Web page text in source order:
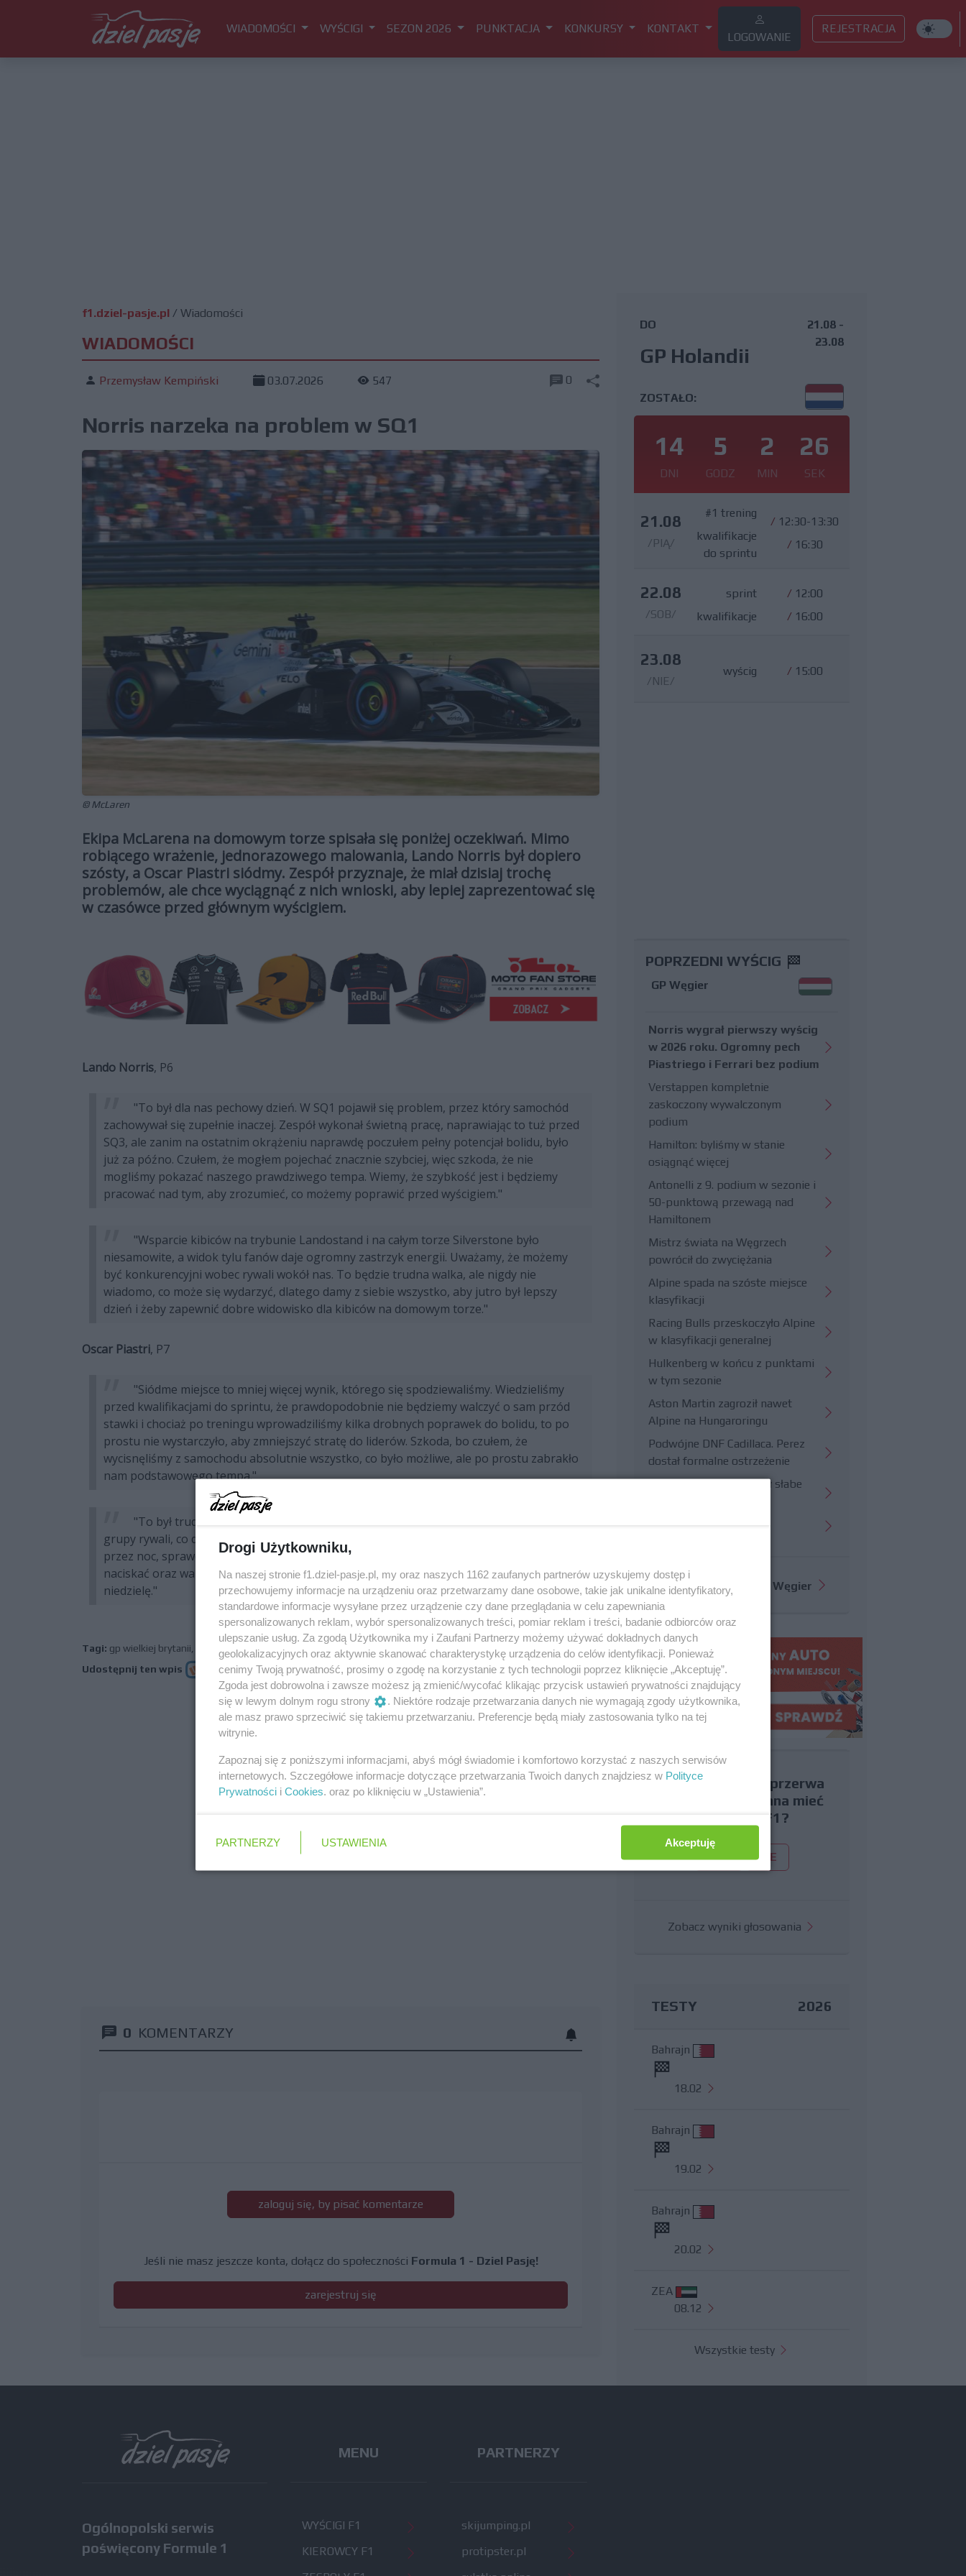
WIADOMOŚCI WYŚCIGI SEZON 2026 PUNKTACJA KONKURSY KONTAKT
LOGOWANIE
REJESTRACJA
f1.dziel-pasje.pl / Wiadomości
WIADOMOŚCI
Przemysław Kempiński 03.07.2026 547 0
Norris narzeka na problem w SQ1
© McLaren
Ekipa McLarena na domowym torze spisała się poniżej oczekiwań. Mimo
robiącego wrażenie, jednorazowego malowania, Lando Norris był dopiero
szósty, a Oscar Piastri siódmy. Zespół przyznaje, że miał dzisiaj trochę
problemów, ale chce wyciągnąć z nich wnioski, aby lepiej zaprezentować się
w czasówce przed głównym wyścigiem.
Lando Norris, P6
"To był dla nas pechowy dzień. W SQ1 pojawił się problem, przez który samochód
zachowywał się zupełnie inaczej. Zespół wykonał świetną pracę, naprawiając to tuż przed
SQ3, ale zanim na ostatnim okrążeniu naprawdę poczułem pełny potencjał bolidu, było
już za późno. Czułem, że mogłem pojechać znacznie szybciej, więc szkoda, że nie
mogliśmy pokazać naszego prawdziwego tempa. Wiemy, że szybkość jest i będziemy
pracować nad tym, aby zrozumieć, co możemy poprawić przed wyścigiem."
"Wsparcie kibiców na trybunie Landostand i na całym torze Silverstone było
niesamowite, a widok tylu fanów daje ogromny zastrzyk energii. Uważamy, że możemy
być konkurencyjni wobec rywali wokół nas. To będzie trudna walka, ale nigdy nie
wiadomo, co może się wydarzyć, dlatego damy z siebie wszystko, aby jutro był lepszy
dzień i żeby zapewnić dobre widowisko dla kibiców na domowym torze."
Oscar Piastri, P7
"Siódme miejsce to mniej więcej wynik, którego się spodziewaliśmy. Wiedzieliśmy
przed kwalifikacjami do sprintu, że prawdopodobnie nie będziemy walczyć o sam przód
stawki i chociaż po treningu wprowadziliśmy kilka drobnych poprawek do bolidu, to po
prostu nie wystarczyło, aby zmniejszyć stratę do liderów. Szkoda, bo czułem, że
wycisnęliśmy z samochodu absolutnie wszystko, co było możliwe, ale po prostu zabrakło
nam podstawowego tempa."
"To był trudny dzień, ale nie jesteśmy zniechęceni. Skończyliśmy blisko kolejnej
grupy rywali, co daje nam punkt odniesienia do dalszej pracy. Przeanalizujemy wszystko
przez noc, sprawdzimy, co możemy zoptymalizować i jutro będziemy gotowi mocno
naciskać oraz walczyć o lepszy wynik w kwalifikacjach przed głównym wyścigiem w
niedzielę."
Tagi: gp wielkiej brytanii, ,norris
piastri
Udostępnij ten wpis
poprzedninastępny
0 KOMENTARZY
zaloguj się, by pisać komentarze
Jeśli nie masz jeszcze konta, dołącz do społeczności Formula 1 - Dziel Pasję!
zarejestruj się
DO
GP Holandii
21.08 -
23.08
ZOSTAŁO:
14
DNI
5
GODZ
2
MIN
25
SEK
21.08
/PIĄ/
#1 trening
kwalifikacje
do sprintu
/ 12:30-13:30
/ 16:30
22.08
/SOB/
sprint
kwalifikacje
/ 12:00
/ 16:00
23.08
/NIE/
wyścig / 15:00
POPRZEDNI WYŚCIG
GP Węgier
Norris wygrał pierwszy wyścig
w 2026 roku. Ogromny pech
Piastriego i Ferrari bez podium
Verstappen kompletnie
zaskoczony wywalczonym
podium
Hamilton: byliśmy w stanie
osiągnąć więcej
Antonelli z 9. podium w sezonie i
50-punktową przewagą nad
Hamiltonem
Mistrz świata na Węgrzech
powrócił do zwyciężania
Alpine spada na szóste miejsce
klasyfikacji
Racing Bulls przeskoczyło Alpine
w klasyfikacji generalnej
Hulkenberg w końcu z punktami
w tym sezonie
Aston Martin zagroził nawet
Alpine na Hungaroringu
Podwójne DNF Cadillaca. Perez
dostał formalne ostrzeżenie
Hungaroring potwierdził słabe
Więcej informacji o GP Węgier
Czy uważasz, że przerwa
wakacyjna powinna mieć
miejsce w F1?
TAK NIE
Zobacz wyniki głosowania
TESTY 2026
Bahrajn
18.02
Bahrajn
19.02
Bahrajn
20.02
ZEA
08.12
Wszystkie testy
Ogólnopolski serwis
poświęcony Formule 1
MENU
WYŚCIGI F1
KIEROWCY F1
PARTNERZY
skijumping.pl
protipster.pl
Drogi Użytkowniku,
Na naszej stronie f1.dziel-pasje.pl, my oraz naszych 1162 zaufanych partnerów uzyskujemy dostęp i
przechowujemy informacje na urządzeniu oraz przetwarzamy dane osobowe, takie jak unikalne identyfikatory,
standardowe informacje wysyłane przez urządzenie czy dane przeglądania w celu zapewniania
spersonalizowanych reklam, wybór spersonalizowanych treści, pomiar reklam i treści, badanie odbiorców oraz
ulepszanie usług. Za zgodą Użytkownika my i Zaufani Partnerzy możemy używać dokładnych danych
geolokalizacyjnych oraz aktywnie skanować charakterystykę urządzenia do celów identyfikacji. Ponieważ
cenimy Twoją prywatność, prosimy o zgodę na korzystanie z tych technologii poprzez kliknięcie „Akceptuję”.
Zgoda jest dobrowolna i zawsze możesz ją zmienić/wycofać klikając przycisk ustawień prywatności znajdujący
się w lewym dolnym rogu strony
. Niektóre rodzaje przetwarzania danych nie wymagają zgody użytkownika,
ale masz prawo sprzeciwić się takiemu przetwarzaniu. Preferencje będą miały zastosowania tylko na tej
witrynie.
Zapoznaj się z poniższymi informacjami, abyś mógł świadomie i komfortowo korzystać z naszych serwisów
internetowych. Szczegółowe informacje dotyczące przetwarzania Twoich danych znajdziesz w Polityce
Prywatności i Cookies. oraz po kliknięciu w „Ustawienia”.
PARTNERZY USTAWIENIA Akceptuję